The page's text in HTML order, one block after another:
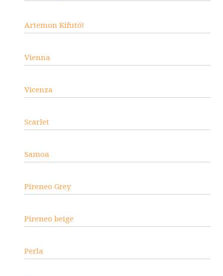
Artemon Kifutó!
Vienna
Vicenza
Scarlet
Samoa
Pireneo Grey
Pireneo beige
Perla